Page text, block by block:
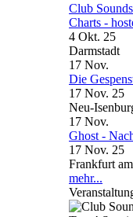
Club
Charts -
4 Okt. 25
Darmstadt
17 Nov.
Die
17 Nov. 25
Neu-
17 Nov.
Ghost -
17 Nov. 25
Frankfurt
mehr...